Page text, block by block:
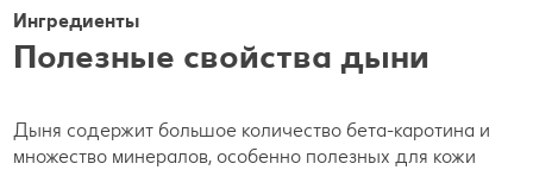
Ингредиенты
Полезные свойства дыни
Дыня содержит большое количество бета-каротина и
множество минералов, особенно полезных для кожи